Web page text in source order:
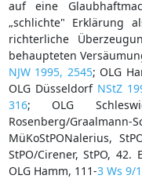
auf eine
„schlichte" Erklärung
richterliche
behaupteten
NJW 1995, 2545; OLG
OLG Düsseldorf NStZ
316; OLG
Rosenberg/Graalmann-
MüKoStPONalerius,
StPO/Cirener, StPO,
OLG Hamm, 111-3 Ws 9/